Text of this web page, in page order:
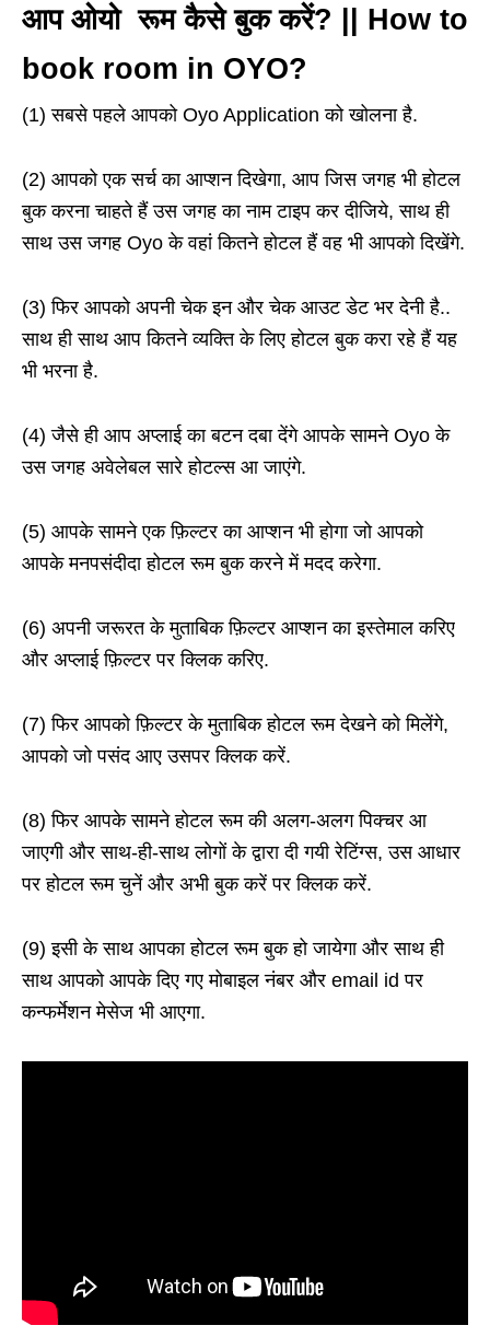
आप ओयो रूम कैसे बुक करें? || How to
book room in OYO?
(1) सबसे पहले आपको Oyo Application को खोलना है.
(2) आपको एक सर्च का आप्शन दिखेगा, आप जिस जगह भी होटल
बुक करना चाहते हैं उस जगह का नाम टाइप कर दीजिये, साथ ही
साथ उस जगह Oyo के वहां कितने होटल हैं वह भी आपको दिखेंगे.
(3) फिर आपको अपनी चेक इन और चेक आउट डेट भर देनी है..
साथ ही साथ आप कितने व्यक्ति के लिए होटल बुक करा रहे हैं यह
भी भरना है.
(4) जैसे ही आप अप्लाई का बटन दबा देंगे आपके सामने Oyo के
उस जगह अवेलेबल सारे होटल्स आ जाएंगे.
(5) आपके सामने एक फ़िल्टर का आप्शन भी होगा जो आपको
आपके मनपसंदीदा होटल रूम बुक करने में मदद करेगा.
(6) अपनी जरूरत के मुताबिक फ़िल्टर आप्शन का इस्तेमाल करिए
और अप्लाई फ़िल्टर पर क्लिक करिए.
(7) फिर आपको फ़िल्टर के मुताबिक होटल रूम देखने को मिलेंगे,
आपको जो पसंद आए उसपर क्लिक करें.
(8) फिर आपके सामने होटल रूम की अलग-अलग पिक्चर आ
जाएगी और साथ-ही-साथ लोगों के द्वारा दी गयी रेटिंग्स, उस आधार
पर होटल रूम चुनें और अभी बुक करें पर क्लिक करें.
(9) इसी के साथ आपका होटल रूम बुक हो जायेगा और साथ ही
साथ आपको आपके दिए गए मोबाइल नंबर और email id पर
कन्फर्मेशन मेसेज भी आएगा.